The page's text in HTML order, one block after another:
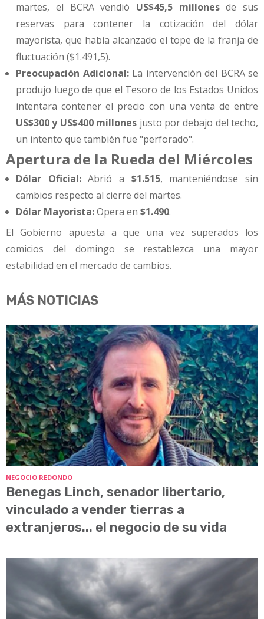
martes, el BCRA vendió US$45,5 millonesde sus
reservas para contener la cotización del dólar
mayorista, que había alcanzado el tope de la franja de
fluctuación ($1.491,5).
Preocupación Adicional:La intervención del BCRA se
produjo luego de que el Tesoro de los Estados Unidos
intentara contener el precio con una venta de entre
US$300 y US$400 millones justo por debajo del techo,
un intento que también fue "perforado".
Apertura de la Rueda del Miércoles
Dólar Oficial:Abrió a $1.515, manteniéndose sin
cambios respecto al cierre del martes.
Dólar Mayorista:Opera en$1.490.
El Gobierno apuesta a que una vez superados los
comicios del domingo se restablezca una mayor
estabilidad en el mercado de cambios.
MÁS NOTICIAS
NEGOCIO REDONDO
Benegas Linch, senador libertario,
vinculado a vender tierras a
extranjeros... el negocio de su vida